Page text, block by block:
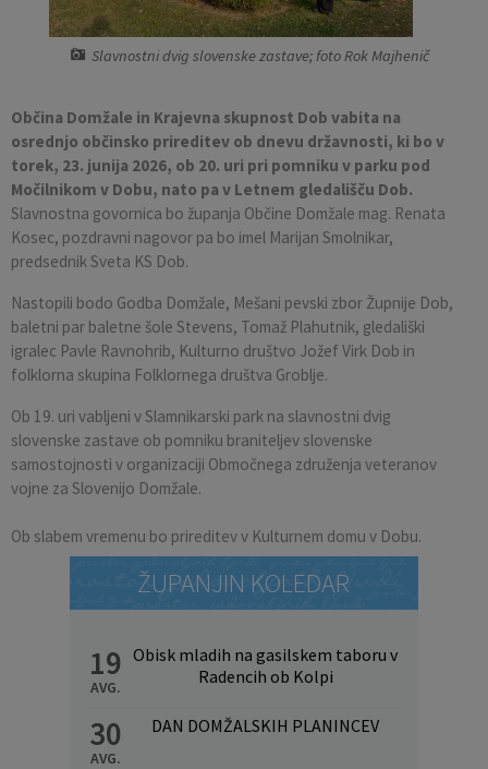
Slavnostni dvig slovenske zastave; foto Rok Majhenič
Občina Domžale in Krajevna skupnost Dob vabita na
osrednjo občinsko prireditev ob dnevu državnosti, ki bo v
torek, 23. junija 2026, ob 20. uri pri pomniku v parku pod
Močilnikom v Dobu, nato pa v Letnem gledališču Dob.
Slavnostna govornica bo županja Občine Domžale mag. Renata
Kosec, pozdravni nagovor pa bo imel Marijan Smolnikar,
predsednik Sveta KS Dob.
Nastopili bodo Godba Domžale, Mešani pevski zbor Župnije Dob,
baletni par baletne šole Stevens, Tomaž Plahutnik, gledališki
igralec Pavle Ravnohrib, Kulturno društvo Jožef Virk Dob in
folklorna skupina Folklornega društva Groblje.
Ob 19. uri vabljeni v Slamnikarski park na slavnostni dvig
slovenske zastave ob pomniku braniteljev slovenske
samostojnosti v organizaciji Območnega združenja veteranov
vojne za Slovenijo Domžale.
Ob slabem vremenu bo prireditev v Kulturnem domu v Dobu.
ŽUPANJIN KOLEDAR
19
AVG.
Obisk mladih na gasilskem taboru v
Radencih ob Kolpi
30
AVG.
DAN DOMŽALSKIH PLANINCEV
Pobratene občine
Občina Moravče
Občinska volilna komisija
Državni organi
Svet za preventivo in vzgojo v cestnem prometu
Katalog informacij javnega značaja
Uradne ure
Mladi
Zapuščene živali
Oskrba s plinom
Srednja šola Domžale
Urejanje javnih površin
Pomembni kontakti
Glasilo Slamnik
Občinski predpisi
Uradni vestnik
Proračun Občine
E-obvestila Občine
Lokalne volitve